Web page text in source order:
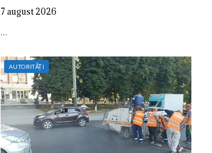
7 august 2026
…
AUTORITĂȚI